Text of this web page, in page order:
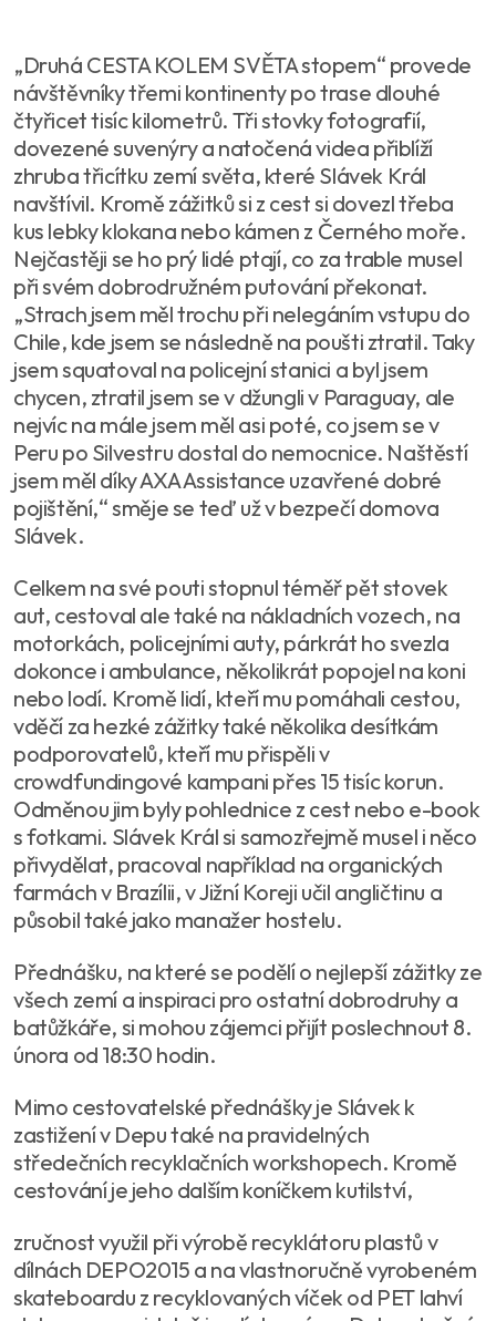
„Druhá CESTA KOLEM SVĚTA stopem“ provede
návštěvníky třemi kontinenty po trase dlouhé
čtyřicet tisíc kilometrů. Tři stovky fotografií,
dovezené suvenýry a natočená videa přiblíží
zhruba třicítku zemí světa, které Slávek Král
navštívil. Kromě zážitků si z cest si dovezl třeba
kus lebky klokana nebo kámen z Černého moře.
Nejčastěji se ho prý lidé ptají, co za trable musel
při svém dobrodružném putování překonat.
„Strach jsem měl trochu při nelegáním vstupu do
Chile, kde jsem se následně na poušti ztratil. Taky
jsem squatoval na policejní stanici a byl jsem
chycen, ztratil jsem se v džungli v Paraguay, ale
nejvíc na mále jsem měl asi poté, co jsem se v
Peru po Silvestru dostal do nemocnice. Naštěstí
jsem měl díky AXA Assistance uzavřené dobré
pojištění,“ směje se teď už v bezpečí domova
Slávek.
Celkem na své pouti stopnul téměř pět stovek
aut, cestoval ale také na nákladních vozech, na
motorkách, policejními auty, párkrát ho svezla
dokonce i ambulance, několikrát popojel na koni
nebo lodí. Kromě lidí, kteří mu pomáhali cestou,
vděčí za hezké zážitky také několika desítkám
podporovatelů, kteří mu přispěli v
crowdfundingové kampani přes 15 tisíc korun.
Odměnou jim byly pohlednice z cest nebo e-book
s fotkami. Slávek Král si samozřejmě musel i něco
přivydělat, pracoval například na organických
farmách v Brazílii, v Jižní Koreji učil angličtinu a
působil také jako manažer hostelu.
Přednášku, na které se podělí o nejlepší zážitky ze
všech zemí a inspiraci pro ostatní dobrodruhy a
batůžkáře, si mohou zájemci přijít poslechnout 8.
února od 18:30 hodin.
Mimo cestovatelské přednášky je Slávek k
zastižení v Depu také na pravidelných
středečních recyklačních workshopech. Kromě
cestování je jeho dalším koníčkem kutilství,
zručnost využil při výrobě recyklátoru plastů v
dílnách DEPO2015 a na vlastnoručně vyrobeném
skateboardu z recyklovaných víček od PET lahví